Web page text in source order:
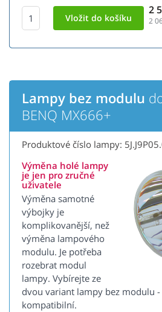
2
2
Lampy bez modulu
BENQ MX666+
Produktové číslo lampy:
Výměna holé lampy
je jen pro zručné
uživatele
Výměna samotné
výbojky je
komplikovanější, než
výměna lampového
modulu. Je potřeba
rozebrat modul
lampy. Vybírejte ze
dvou variant lampy bez modulu
kompatibilní.